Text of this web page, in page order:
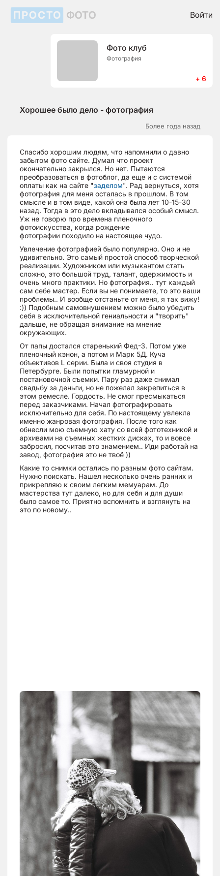
ПРОСТО ФОТО Войти
Фото клуб
Фотография
+ 6
Хорошее было дело - фотография
Более года назад
Спасибо хорошим людям, что напомнили о давно
забытом фото сайте. Думал что проект
окончательно закрылся. Но нет. Пытаются
преобразоваться в фотоблог, да еще и с системой
оплаты как на сайте "заделом". Рад вернуться, хотя
фотография для меня осталась в прошлом. В том
смысле и в том виде, какой она была лет 10-15-30
назад. Тогда в это дело вкладывался особый смысл.
Уж не говорю про времена пленочного
фотоискусства, когда рождение
фотографии походило на настоящее чудо.
Увлечение фотографией было популярно. Оно и не
удивительно. Это самый простой способ творческой
реализации. Художником или музыкантом стать
сложно, это большой труд, талант, одержимость и
очень много практики. Но фотография.. тут каждый
сам себе мастер. Если вы не понимаете, то это ваши
проблемы.. И вообще отстаньте от меня, я так вижу!
:)) Подобным самовнушением можно было убедить
себя в исключительной гениальности и "творить"
дальше, не обращая внимание на мнение
окружающих.
От папы достался старенький Фед-3. Потом уже
пленочный кэнон, а потом и Марк 5Д. Куча
объективов L серии. Была и своя студия в
Петербурге. Были попытки гламурной и
постановочной съемки. Пару раз даже снимал
свадьбу за деньги, но не пожелал закрепиться в
этом ремесле. Гордость. Не смог пресмыкаться
перед заказчиками. Начал фотографировать
исключительно для себя. По настоящему увлекла
именно жанровая фотография. После того как
обнесли мою съемную хату со всей фототехникой и
архивами на съемных жестких дисках, то и вовсе
забросил, посчитав это знамением.. Иди работай на
завод, фотография это не твоё ))
Какие то снимки остались по разным фото сайтам.
Нужно поискать. Нашел несколько очень ранних и
прикрепляю к своим легким мемуарам. До
мастерства тут далеко, но для себя и для души
было самое то. Приятно вспомнить и взглянуть на
это по новому..